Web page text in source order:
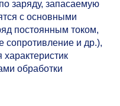
заряду, запасаемую
с основными
постоянным током,
сопротивление и др.),
обработки